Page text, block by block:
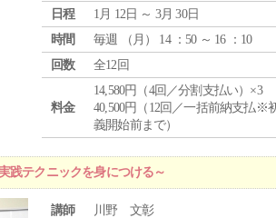
日程
1月 12日 ～ 3月 30日
時間
毎週 （ 月 ） 14 ：50 ～ 16 ：10
回数
全12回
料金
14,580円（4回／分割支払い）×3
40,500円（12回／一括前納支払※
義開始前まで）
テクニックを身につける～
講師 川野 文彰